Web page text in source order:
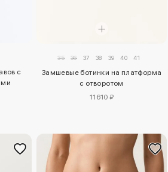
с
35 36 37 38 39 40 41
Замшевые ботинки на платформа
с отворотом
11610 ₽